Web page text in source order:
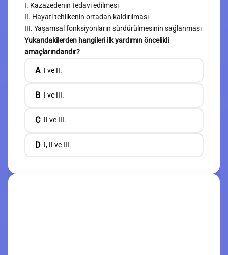
I. Kazazedenin tedavi edilmesi
II. Hayati tehlikenin ortadan kaldırılması
III. Yaşamsal fonksiyonların sürdürülmesinin sağlanması
Yukarıdakilerden hangileri ilk yardımın öncelikli
amaçlarındandır?
A I ve II.
B I ve III.
C II ve III.
D I, II ve III.